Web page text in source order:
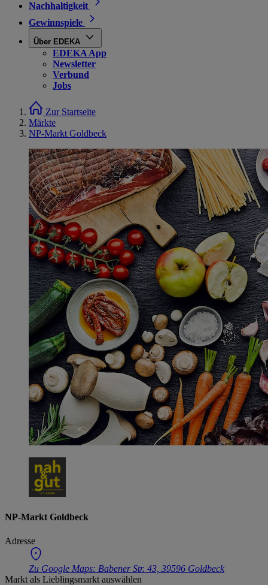
Nachhaltigkeit
Gewinnspiele
Über EDEKA
EDEKA App
Newsletter
Verbund
Jobs
Zur Startseite
Märkte
NP-Markt Goldbeck
NP-Markt Goldbeck
Adresse
Zu Google Maps: Babener Str. 43, 39596 Goldbeck
Markt als Lieblingsmarkt auswählen